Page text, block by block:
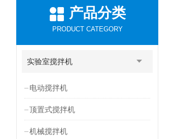
产品分类
PRODUCT CATEGORY
实验室搅拌机
电动搅拌机
顶置式搅拌机
机械搅拌机